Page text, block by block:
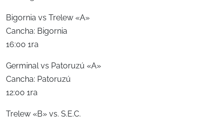
Bigornia vs Trelew «A»
Cancha: Bigornia
16:00 1ra
Germinal vs Patoruzú «A»
Cancha: Patoruzú
12:00 1ra
Trelew «B» vs. S.E.C.